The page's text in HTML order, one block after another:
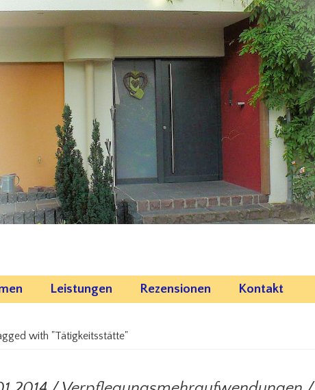
Leistungen Rezensionen Kontakt
with "Tätigkeitsstätte"